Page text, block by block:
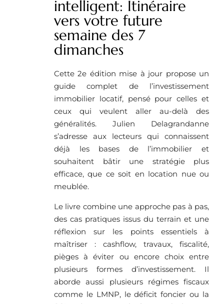
intelligent: Itinéraire
vers votre future
semaine des 7
dimanches
Cette 2e édition mise à jour propose un
guide complet de l’investissement
immobilier locatif, pensé pour celles et
ceux qui veulent aller au-delà des
généralités. Julien Delagrandanne
s’adresse aux lecteurs qui connaissent
déjà les bases de l’immobilier et
souhaitent bâtir une stratégie plus
efficace, que ce soit en location nue ou
meublée.
Le livre combine une approche pas à pas,
des cas pratiques issus du terrain et une
réflexion sur les points essentiels à
maîtriser : cashflow, travaux, fiscalité,
pièges à éviter ou encore choix entre
plusieurs formes d’investissement. Il
aborde aussi plusieurs régimes fiscaux
comme le LMNP, le déficit foncier ou la